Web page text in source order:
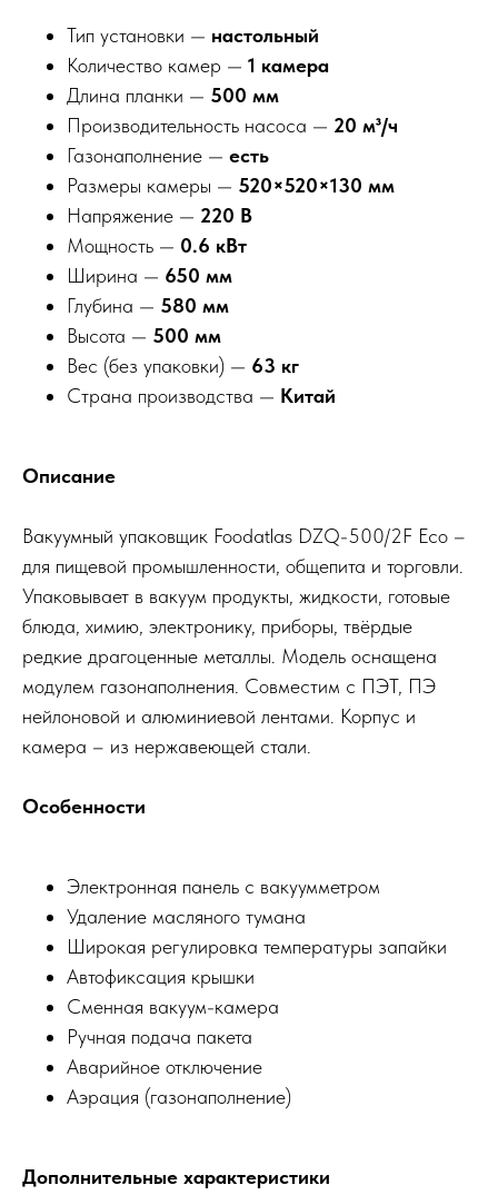
Тип установки — настольный
Количество камер — 1 камера
Длина планки — 500 мм
Производительность насоса — 20 м³/ч
Газонаполнение — есть
Размеры камеры — 520×520×130 мм
Напряжение — 220 В
Мощность — 0.6 кВт
Ширина — 650 мм
Глубина — 580 мм
Высота — 500 мм
Вес (без упаковки) — 63 кг
Страна производства — Китай
Описание
Вакуумный упаковщик Foodatlas DZQ-500/2F Eco –
для пищевой промышленности, общепита и торговли.
Упаковывает в вакуум продукты, жидкости, готовые
блюда, химию, электронику, приборы, твёрдые
редкие драгоценные металлы. Модель оснащена
модулем газонаполнения. Совместим с ПЭТ, ПЭ
нейлоновой и алюминиевой лентами. Корпус и
камера – из нержавеющей стали.
Особенности
Электронная панель с вакуумметром
Удаление масляного тумана
Широкая регулировка температуры запайки
Автофиксация крышки
Сменная вакуум-камера
Ручная подача пакета
Аварийное отключение
Аэрация (газонаполнение)
Дополнительные характеристики